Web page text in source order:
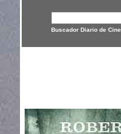
Buscador Diario de Cine